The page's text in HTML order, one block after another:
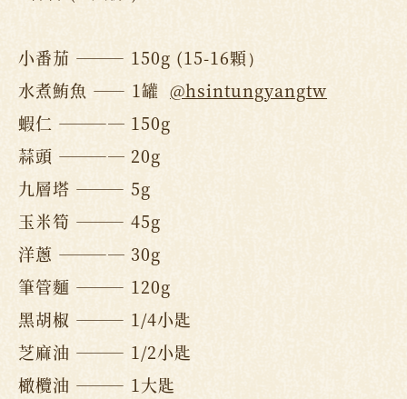
小番茄 ——— 150g (15-16顆）
水煮鮪魚 —— 1罐 @hsintungyangtw
蝦仁 ———— 150g
蒜頭 ———— 20g
九層塔 ——— 5g
玉米筍 ——— 45g
洋蔥 ———— 30g
筆管麵 ——— 120g
黑胡椒 ——— 1/4小匙
芝麻油 ——— 1/2小匙
橄欖油 ——— 1大匙